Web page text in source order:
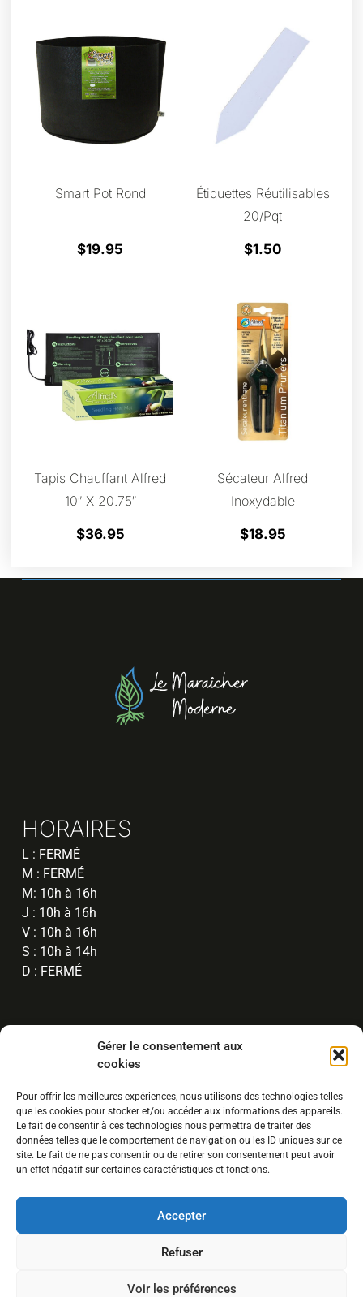
Gérer le consentement aux
cookies
Pour offrir les meilleures expériences, nous utilisons des technologies telles
que les cookies pour stocker et/ou accéder aux informations des appareils.
Le fait de consentir à ces technologies nous permettra de traiter des
données telles que le comportement de navigation ou les ID uniques sur ce
site. Le fait de ne pas consentir ou de retirer son consentement peut avoir
un effet négatif sur certaines caractéristiques et fonctions.
Accepter
Refuser
Voir les préférences
Smart Pot Rond
$19.95
Étiquettes Réutilisables
20/pqt
$1.50
Tapis Chauffant Alfred
10″ X 20.75″
$36.95
Sécateur Alfred
Inoxydable
$18.95
HORAIRES
L : FERMÉ
M : FERMÉ
M: 10h à 16h
J : 10h à 16h
V : 10h à 16h
S : 10h à 14h
D : FERMÉ
17 Saint-Patrick, Shannon G3S1G9, QC
info@lemaraichermoderne.com
(581) 998-4988